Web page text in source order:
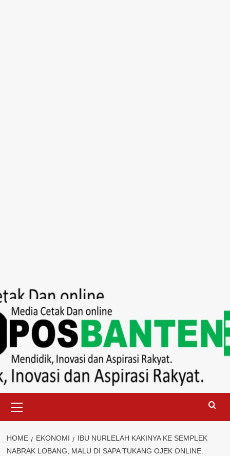
to
content
Menu
HOME EKONOMI
IBU NURLELAH KAKINYA KE SEMPLEK
NABRAK LOBANG, MALU DI SAPA TUKANG OJEK ONLINE.